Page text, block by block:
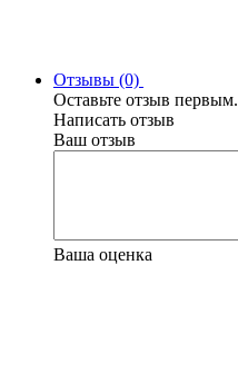
Отзывы (0)
Оставьте отзыв первым.
Написать отзыв
Ваш отзыв
Ваша оценка